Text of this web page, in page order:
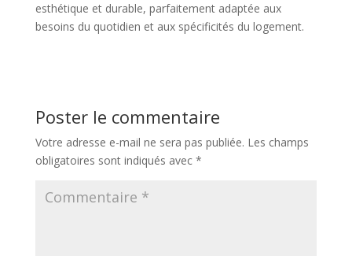
esthétique et durable, parfaitement adaptée aux
besoins du quotidien et aux spécificités du logement.
Poster le commentaire
Votre adresse e-mail ne sera pas publiée. Les champs
obligatoires sont indiqués avec *